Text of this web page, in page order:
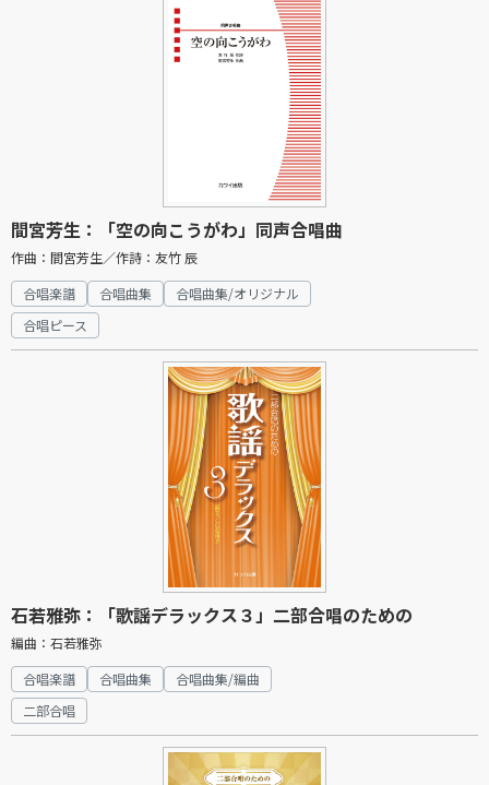
間宮芳生：「空の向こうがわ」同声合唱曲
作曲：間宮芳生／作詩：友竹 辰
合唱楽譜
合唱曲集
合唱曲集/オリジナル
合唱ピース
石若雅弥：「歌謡デラックス３」二部合唱のための
編曲：石若雅弥
合唱楽譜
合唱曲集
合唱曲集/編曲
二部合唱